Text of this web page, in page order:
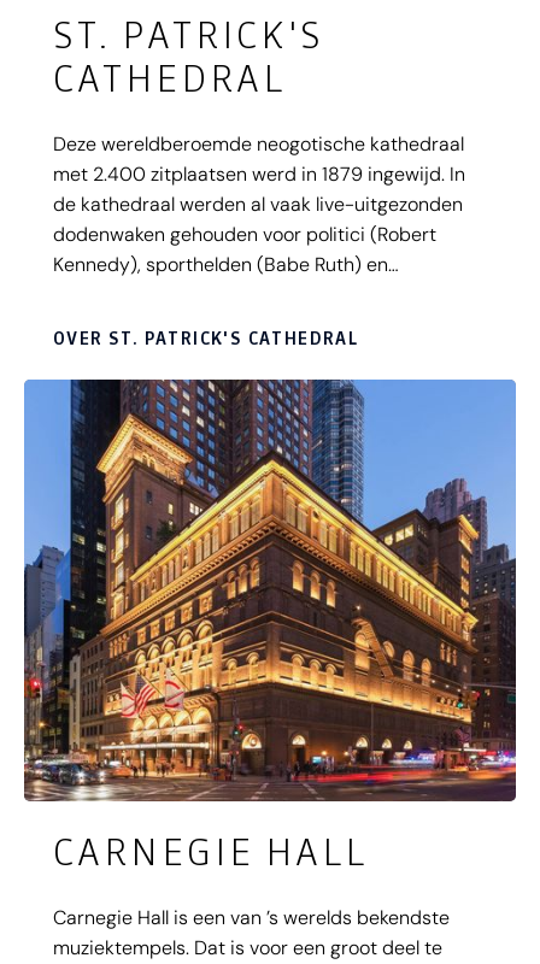
ST. PATRICK'S
CATHEDRAL
Deze wereldberoemde neogotische kathedraal
met 2.400 zitplaatsen werd in 1879 ingewijd. In
de kathedraal werden al vaak live-uitgezonden
dodenwaken gehouden voor politici (Robert
Kennedy), sporthelden (Babe Ruth) en
dagelijks te bezoeken. De kerk is omsloten door
wolkenkrabbers, wat voor een bijzonder contrast
zorgt.
OVER ST. PATRICK'S CATHEDRAL
CARNEGIE HALL
Carnegie Hall is een van ’s werelds bekendste
muziektempels. Dat is voor een groot deel te